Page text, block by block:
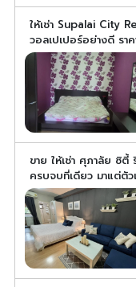
ให้เช่า Supalai City
วอลเปเปอร์อย่างดี รา
ขาย ให้เช่า ศุภาลัย ซิ
ครบจบที่เดียว มาแต่ตัว